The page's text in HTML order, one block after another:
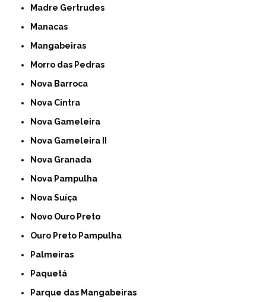
Madre Gertrudes
Manacas
Mangabeiras
Morro das Pedras
Nova Barroca
Nova Cintra
Nova Gameleira
Nova Gameleira II
Nova Granada
Nova Pampulha
Nova Suíça
Novo Ouro Preto
Ouro Preto Pampulha
Palmeiras
Paquetá
Parque das Mangabeiras